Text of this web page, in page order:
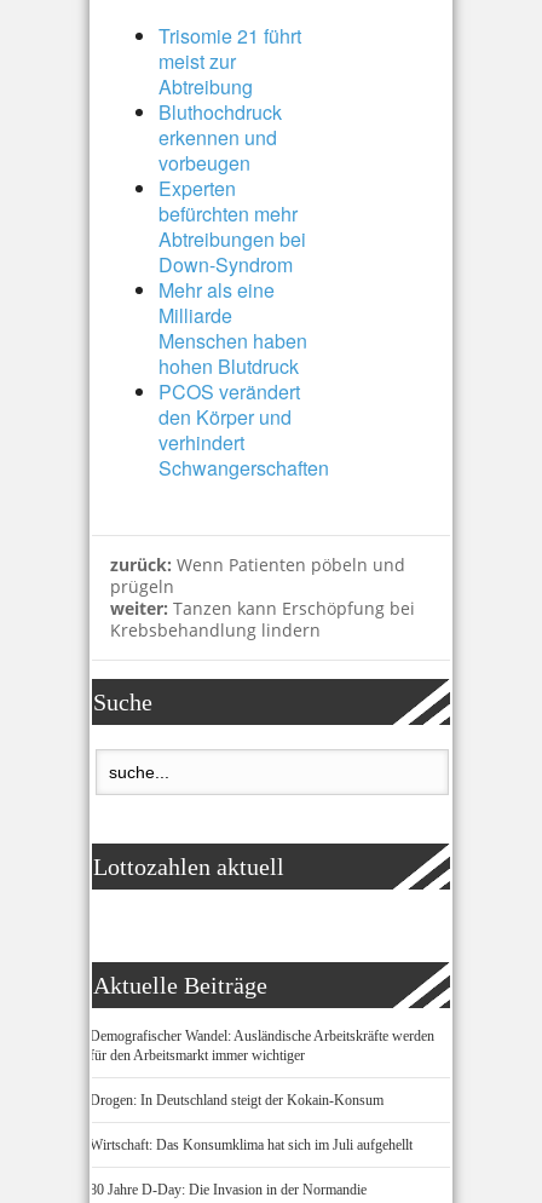
Trisomie 21 führt
meist zur
Abtreibung
Bluthochdruck
erkennen und
vorbeugen
Experten
befürchten mehr
Abtreibungen bei
Down-Syndrom
Mehr als eine
Milliarde
Menschen haben
hohen Blutdruck
PCOS verändert
den Körper und
verhindert
Schwangerschaften
zurück: Wenn Patienten pöbeln und
prügeln
weiter: Tanzen kann Erschöpfung bei
Krebsbehandlung lindern
Suche
Lottozahlen aktuell
Aktuelle Beiträge
Demografischer Wandel: Ausländische Arbeitskräfte werden
für den Arbeitsmarkt immer wichtiger
Drogen: In Deutschland steigt der Kokain-Konsum
Wirtschaft: Das Konsumklima hat sich im Juli aufgehellt
80 Jahre D-Day: Die Invasion in der Normandie